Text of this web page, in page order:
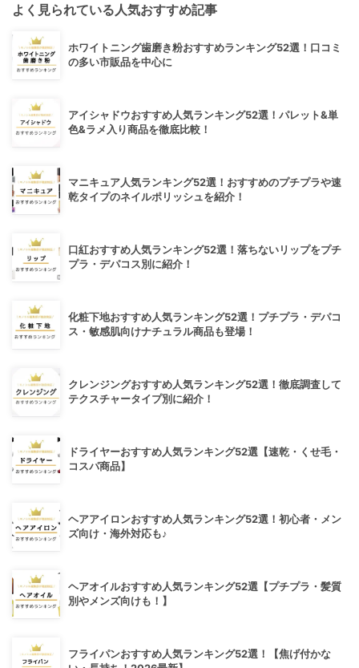
よく見られている人気おすすめ記事
ホワイトニング歯磨き粉おすすめランキング52選！口コミ
の多い市販品を中心に
アイシャドウおすすめ人気ランキング52選！パレット&単
色&ラメ入り商品を徹底比較！
マニキュア人気ランキング52選！おすすめのプチプラや速
乾タイプのネイルポリッシュを紹介！
口紅おすすめ人気ランキング52選！落ちないリップをプチ
プラ・デパコス別に紹介！
化粧下地おすすめ人気ランキング52選！プチプラ・デパコ
ス・敏感肌向けナチュラル商品も登場！
クレンジングおすすめ人気ランキング52選！徹底調査して
テクスチャータイプ別に紹介！
ドライヤーおすすめ人気ランキング52選【速乾・くせ毛・
コスパ商品】
ヘアアイロンおすすめ人気ランキング52選！初心者・メン
ズ向け・海外対応も♪
ヘアオイルおすすめ人気ランキング52選【プチプラ・髪質
別やメンズ向けも！】
フライパンおすすめ人気ランキング52選！【焦げ付かな